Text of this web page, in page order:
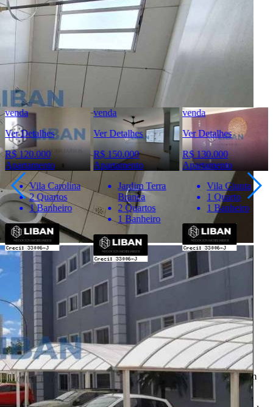
Creci:33006-J
Site:https://www.liban.imb.br/index.php/
Endereço:Rua Alfredo Fontão, 6-33 - Bauru/SP
Ver Telefone
Telefone:
(14) 4141-5872
Telefone:
(14) 98836-2944
WhatsApp:
(14) 98836-2944
venda
Ver Detalhes
R$ 120.000
Apartamento
Vila Carolina
2 Quartos
1 Banheiro
venda
Ver Detalhes
R$ 150.000
Apartamento
Jardim Terra
Branca
2 Quartos
1 Banheiro
venda
Ver Detalhes
R$ 130.000
Apartamento
Vila Giunta
1 Quarto
1 Banheiro
Importante
* Valores, disponibilidade e demais informações estão sujeitas à
alterações. SEMPRE consulte o anunciante sobre as condições e
informações atualizadas do imóvel anunciado.
OPortal Casa Bauru, incluindo todos seus colaboradores, não
realizam qualquer intermediação e não participam de nenhuma
negociação dos imóveis anunciados.
Todas as informações e imagens deste anúncio fazem parte de um
anúncio publicitário e foram fornecidas pelo anunciante Liban -
Negócios Imobiliários.